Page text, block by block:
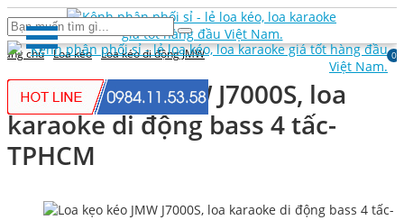
0
chủ Loa kéo Loa kéo di động JMW
Loa kẹo kéo JMW J7000S, loa
karaoke di động bass 4 tấc-
TPHCM